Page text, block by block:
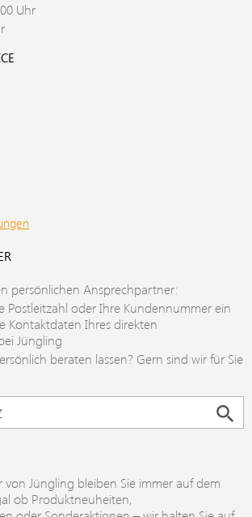
Uhr
persönlichen Ansprechpartner:
Postleitzahl oder Ihre Kundennummer ein
Kontaktdaten Ihres direkten
Jüngling
beraten lassen? Gern sind wir für Sie
von Jüngling bleiben Sie immer auf dem
ob Produktneuheiten,